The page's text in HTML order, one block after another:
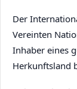
Der
Vereinten
Inhaber eines
Herkunftsland